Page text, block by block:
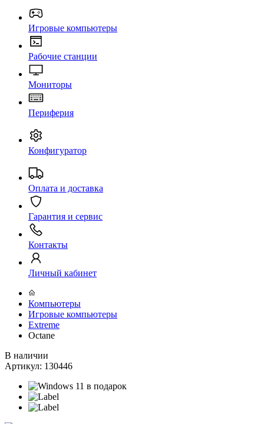
Игровые компьютеры
Рабочие станции
Мониторы
Периферия
Конфигуратор
Оплата и доставка
Гарантия и сервис
Контакты
Личный кабинет
Компьютеры
Игровые компьютеры
Extreme
Octane
В наличии
Артикул: 130446